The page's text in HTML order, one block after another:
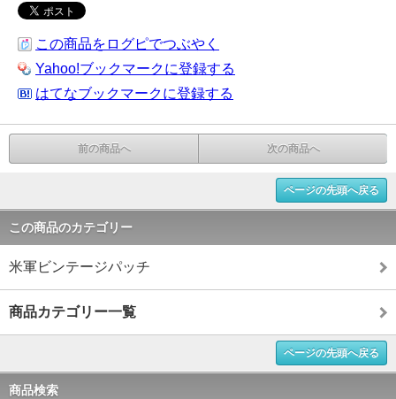
この商品をログピでつぶやく
Yahoo!ブックマークに登録する
はてなブックマークに登録する
前の商品へ 次の商品へ
ページの先頭へ戻る
この商品のカテゴリー
米軍ビンテージパッチ
商品カテゴリー一覧
ページの先頭へ戻る
商品検索